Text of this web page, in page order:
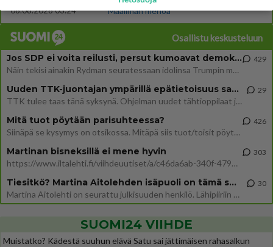
06.08.2026 03:24
Maailman menoa
Osallistu keskusteluun
Jos SDP ei voita reilusti, persut kumoavat demokratian Suomesta
Näin tekisi ainakin Rydman seuratessaan idolinsa Trumpin mallia https://www.is.fi/politiikka/art-2000012187244.html
429
Uuden TTK-juontajan ympärillä epätietoisuus sakenee - Nyt MTV hämmentää soppaa
TTK tulee taas tänä syksynä. Ohjelman uudet tähtioppilaat julkistetaan torstaina 6. elokuuta klo 14 alkavassa lehdistö
29
Mitä tuot pöytään parisuhteessa?
Siinäpä se kysymys on otsikossa. Mitäpä siis tuot/toisit pöytään parisuhteessa? Oletko mies vai nainen? Koetko sen mitä
426
Martinan bisneksillä ei mene hyvin
https://www.iltalehti.fi/viihdeuutiset/a/c46da6ab-340f-4790-aaa7-0865eed2336 Yrityksen konkurssihakemus on tullut kärä
303
Tiesitkö? Martina Aitolehden isäpuoli on tämä suosittu laulaja
Martina Aitolehti on seurattu julkisuuden henkilö. Lähipiiriin mahtuu muitakin tunnettuja henkilöitä. Tiesitkö, että Ma
30
SUOMI24 VIIHDE
Muistatko? Kädestä suuhun elävä Satu sai jättimäisen rahasalkun